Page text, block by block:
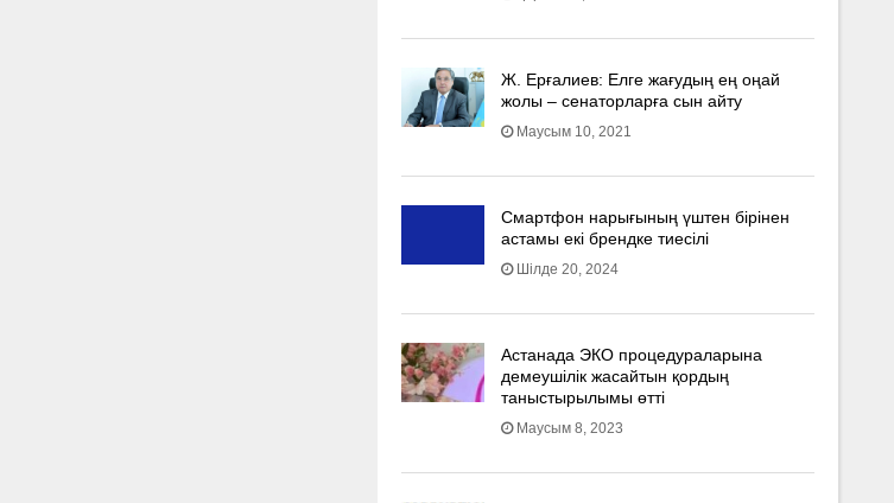
Ж. Ерғалиев: Елге жағудың ең оңай
жолы – сенаторларға сын айту
Маусым 10, 2021
Смартфон нарығының үштен бірінен
астамы екі брендке тиесілі
Шілде 20, 2024
Астанада ЭКО процедураларына
демеушілік жасайтын қордың
таныстырылымы өтті
Маусым 8, 2023